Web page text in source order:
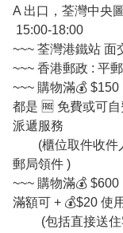
A 出口，荃灣中央
15:00-18:00
~~~ 荃灣港鐵站 面
~~~ 香港郵政 : 平
~~~ 購物滿💰
都是 🆓 免費或可
派遞服務
(櫃位取件收件人
郵局領件 )
~~~ 購物滿💰
滿額可 + 💰$20 使用
(包括直接送住